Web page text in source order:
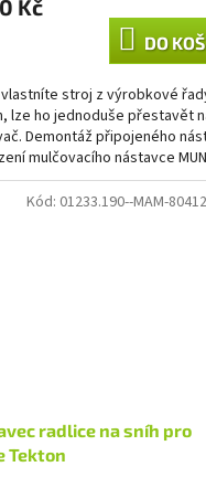
Kč
DO
stroj z výrobkové
lze ho jednoduše přestavět
Demontáž připojeného
mulčovacího nástavce
max. 15...
radlice na sníh pro
Tekton
Kód: 01233.190--MAM-